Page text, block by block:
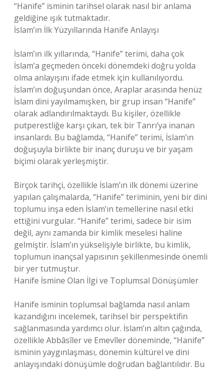
“Hanife” isminin tarihsel olarak nasıl bir anlama
geldiğine ışık tutmaktadır.
İslam’ın İlk Yüzyıllarında Hanife Anlayışı
İslam’ın ilk yıllarında, “Hanife” terimi, daha çok
İslam’a geçmeden önceki dönemdeki doğru yolda
olma anlayışını ifade etmek için kullanılıyordu.
İslam’ın doğuşundan önce, Araplar arasında henüz
İslam dini yayılmamışken, bir grup insan “Hanife”
olarak adlandırılmaktaydı. Bu kişiler, özellikle
putperestliğe karşı çıkan, tek bir Tanrı’ya inanan
insanlardı. Bu bağlamda, “Hanife” terimi, İslam’ın
doğuşuyla birlikte bir inanç duruşu ve bir yaşam
biçimi olarak yerleşmiştir.
Birçok tarihçi, özellikle İslam’ın ilk dönemi üzerine
yapılan çalışmalarda, “Hanife” teriminin, yeni bir dini
toplumu inşa eden İslam’ın temellerine nasıl etki
ettiğini vurgular. “Hanife” terimi, sadece bir isim
değil, aynı zamanda bir kimlik meselesi haline
gelmiştir. İslam’ın yükselişiyle birlikte, bu kimlik,
toplumun inançsal yapısının şekillenmesinde önemli
bir yer tutmuştur.
Hanife İsmine Olan İlgi ve Toplumsal Dönüşümler
Hanife isminin toplumsal bağlamda nasıl anlam
kazandığını incelemek, tarihsel bir perspektifin
sağlanmasında yardımcı olur. İslam’ın altın çağında,
özellikle Abbâsîler ve Emevîler döneminde, “Hanife”
isminin yaygınlaşması, dönemin kültürel ve dini
anlayışındaki dönüşümle doğrudan bağlantılıdır. Bu